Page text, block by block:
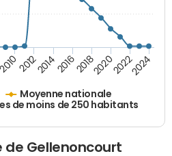
Moyenne nationale
de moins de 250 habitants
20102012201420162018202020222024
de Gellenoncourt